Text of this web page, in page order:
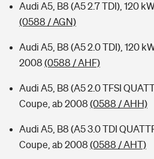
Audi A5, B8 (A5 2.7 TDI), 120
(0588 / AGN)
Audi A5, B8 (A5 2.0 TDI), 120
2008 (0588 / AHF)
Audi A5, B8 (A5 2.0 TFSI
Coupe, ab 2008 (0588 / AHH)
Audi A5, B8 (A5 3.0 TDI
Coupe, ab 2008 (0588 / AHT)